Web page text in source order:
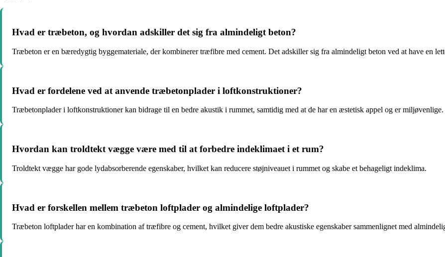
Hvad er træbeton, og hvordan adskiller det sig fra almindeligt beton?
Træbeton er en bæredygtig byggemateriale, der kombinerer træfibre med cement. Det adskiller sig fra almindeligt beton ved at have en
Hvad er fordelene ved at anvende træbetonplader i loftkonstruktioner?
Træbetonplader i loftkonstruktioner kan bidrage til en bedre akustik i rummet, samtidig med at de har en æstetisk appel og er miljøvenlige.
Hvordan kan troldtekt vægge være med til at forbedre indeklimaet i et rum?
Troldtekt vægge har gode lydabsorberende egenskaber, hvilket kan reducere støjniveauet i rummet og skabe et behageligt indeklima.
Hvad er forskellen mellem træbeton loftplader og almindelige loftplader?
Træbeton loftplader har en kombination af træfibre og cement, hvilket giver dem bedre akustiske egenskaber sammenlignet med